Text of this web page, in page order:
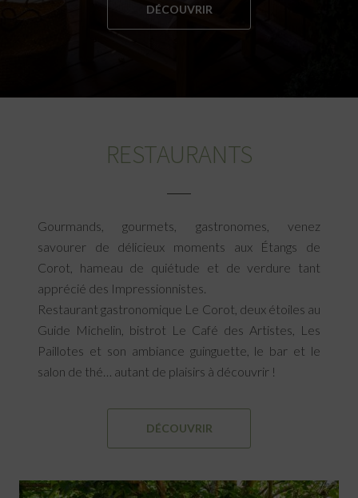
DÉCOUVRIR
RESTAURANTS
Gourmands, gourmets, gastronomes, venez
savourer de délicieux moments aux Étangs de
Corot, hameau de quiétude et de verdure tant
apprécié des Impressionnistes.
Restaurant gastronomique Le Corot, deux étoiles au
Guide Michelin, bistrot Le Café des Artistes, Les
Paillotes et son ambiance guinguette, le bar et le
salon de thé… autant de plaisirs à découvrir !
DÉCOUVRIR